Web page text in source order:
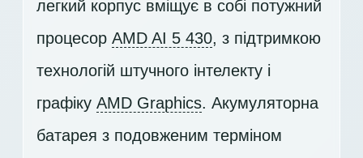
легкий корпус вміщує в собі потужний
процесор AMD AI 5 430, з підтримкою
технологій штучного інтелекту і
графіку AMD Graphics. Акумуляторна
батарея з подовженим терміном